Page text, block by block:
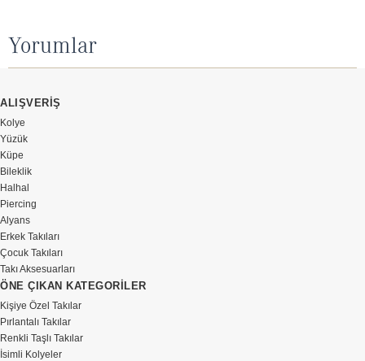
Yorumlar
ALIŞVERİŞ
Kolye
Yüzük
Küpe
Bileklik
Halhal
Piercing
Alyans
Erkek Takıları
Çocuk Takıları
Takı Aksesuarları
ÖNE ÇIKAN KATEGORİLER
Kişiye Özel Takılar
Pırlantalı Takılar
Renkli Taşlı Takılar
İsimli Kolyeler